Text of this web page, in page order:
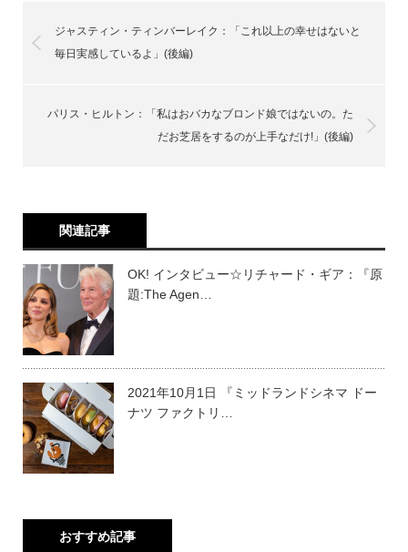
ジャスティン・ティンバーレイク：「これ以上の幸せはないと
毎日実感しているよ」(後編)
パリス・ヒルトン：「私はおバカなブロンド娘ではないの。た
だお芝居をするのが上手なだけ!」(後編)
関連記事
OK! インタビュー☆リチャード・ギア：『原
題:The Agen…
2021年10月1日 『ミッドランドシネマ ドー
ナツ ファクトリ…
おすすめ記事